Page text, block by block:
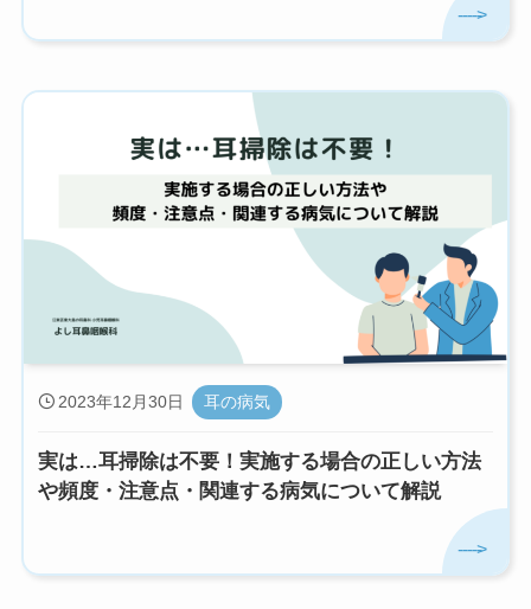
実は…耳掃除は不要！実施する場合の正しい方法
や頻度・注意点・関連する病気について解説
2023年12月30日 耳の病気